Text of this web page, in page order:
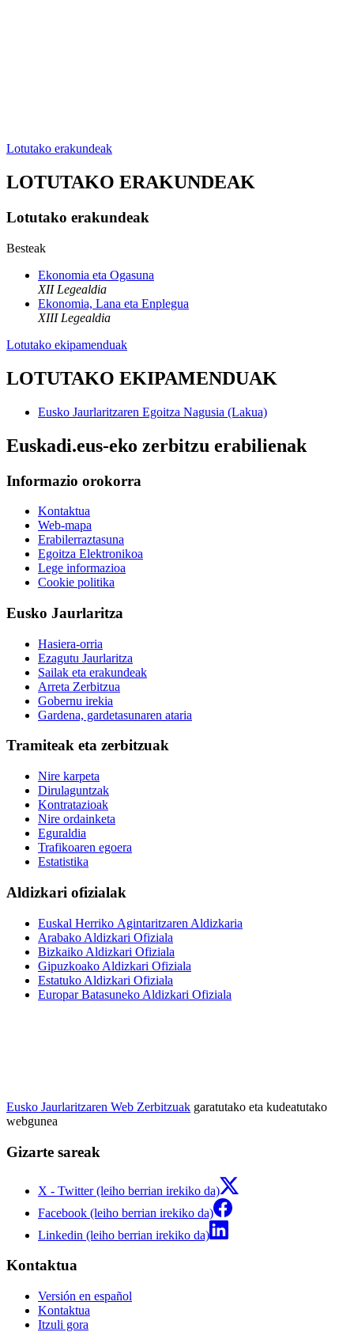
Lotutako erakundeak
LOTUTAKO ERAKUNDEAK
Lotutako erakundeak
Besteak
Ekonomia eta Ogasuna
XII Legealdia
Ekonomia, Lana eta Enplegua
XIII Legealdia
Lotutako ekipamenduak
LOTUTAKO EKIPAMENDUAK
Eusko Jaurlaritzaren Egoitza Nagusia (Lakua)
Euskadi.eus-eko zerbitzu erabilienak
Informazio orokorra
Kontaktua
Web-mapa
Erabilerraztasuna
Egoitza Elektronikoa
Lege informazioa
Cookie politika
Eusko Jaurlaritza
Hasiera-orria
Ezagutu Jaurlaritza
Sailak eta erakundeak
Arreta Zerbitzua
Gobernu irekia
Gardena, gardetasunaren ataria
Tramiteak eta zerbitzuak
Nire karpeta
Dirulaguntzak
Kontratazioak
Nire ordainketa
Eguraldia
Trafikoaren egoera
Estatistika
Aldizkari ofizialak
Euskal Herriko Agintaritzaren Aldizkaria
Arabako Aldizkari Ofiziala
Bizkaiko Aldizkari Ofiziala
Gipuzkoako Aldizkari Ofiziala
Estatuko Aldizkari Ofiziala
Europar Batasuneko Aldizkari Ofiziala
Eusko Jaurlaritzaren Web Zerbitzuak garatutako eta kudeatutako
webgunea
Gizarte sareak
X - Twitter (leiho berrian irekiko da)
Facebook (leiho berrian irekiko da)
Linkedin (leiho berrian irekiko da)
Kontaktua
Versión en español
Kontaktua
Itzuli gora